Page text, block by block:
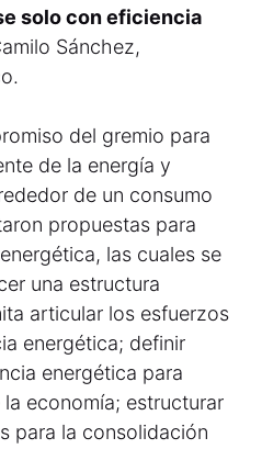
solo con eficiencia
Sánchez,
del gremio para
de la energía y
de un consumo
propuestas para
las cuales se
una estructura
articular los esfuerzos
energética; definir
energética para
economía; estructurar
para la consolidación